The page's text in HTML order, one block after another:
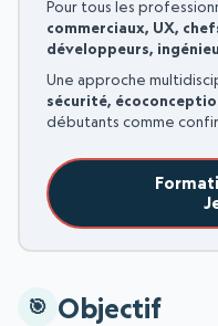
Pour tous les
commerciaux, UX,
développeurs,
Une approche
sécurité,
débutants comme
Objectif